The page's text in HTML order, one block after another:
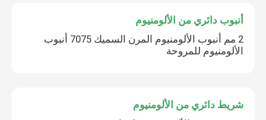
أنبوب دائري من الألومنيوم
2 مم أنبوب الألومنيوم المرن السميك 7075 أنبوب
الألومنيوم للمروحة
شريط دائري من الألومنيوم